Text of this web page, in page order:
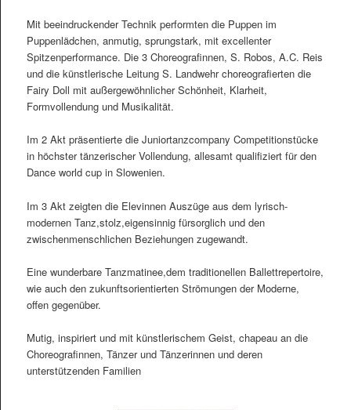
Mit beeindruckender Technik performten die Puppen im
Puppenlädchen, anmutig, sprungstark, mit excellenter
Spitzenperformance. Die 3 Choreografinnen, S. Robos, A.C. Reis
und die künstlerische Leitung S. Landwehr choreografierten die
Fairy Doll mit außergewöhnlicher Schönheit, Klarheit,
Formvollendung und Musikalität.
Im 2 Akt präsentierte die Juniortanzcompany Competitionstücke
in höchster tänzerischer Vollendung, allesamt qualifiziert für den
Dance world cup in Slowenien.
Im 3 Akt zeigten die Elevinnen Auszüge aus dem lyrisch-
modernen Tanz,stolz,eigensinnig fürsorglich und den
zwischenmenschlichen Beziehungen zugewandt.
Eine wunderbare Tanzmatinee,dem traditionellen Ballettrepertoire,
wie auch den zukunftsorientierten Strömungen der Moderne,
offen gegenüber.
Mutig, inspiriert und mit künstlerischem Geist, chapeau an die
Choreografinnen, Tänzer und Tänzerinnen und deren
unterstützenden Familien